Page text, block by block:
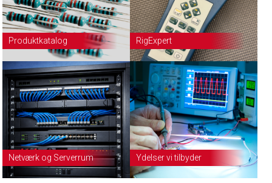
Produktkatalog RigExpert
Netværk og Serverrum Ydelser vi tilbyder